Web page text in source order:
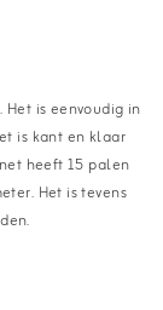
is eenvoudig in
is kant en klaar
heeft 15 palen
Het is tevens